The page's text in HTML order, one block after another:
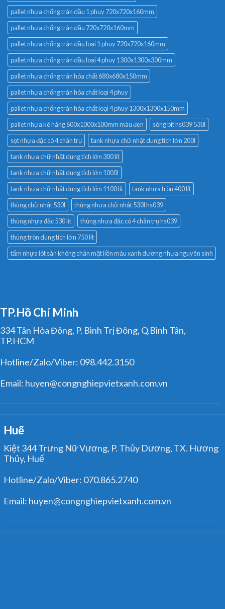
pallet nhựa chống tràn dầu 1 phuy 720x720x160mm
pallet nhựa chống tràn dầu 720x720x160mm
pallet nhựa chống tràn dầu loại 1 phuy 720x720x160mm
pallet nhựa chống tràn dầu loại 4 phuy 1300x1300x300mm
pallet nhựa chống tràn hóa chất 680x680x150mm
pallet nhựa chống tràn hóa chất loại 4 phuy
pallet nhựa chống tràn hóa chất loại 4 phuy 1300x1300x150mm
pallet nhựa kê hàng 600x1000x100mm màu đen
sóng bít hs039 530l
sọt nhựa đặc có 4 chân trụ
tank nhựa chữ nhật dung tích lớn 200l
tank nhựa chữ nhật dung tích lớn 300 lít
tank nhựa chữ nhật dung tích lớn 1000l
tank nhựa chữ nhật dung tích lớn 1100 lít
tank nhựa tròn 400 lít
thùng chữ nhật 530l
thùng nhựa chữ nhật 530l hs039
thùng nhựa đặc 530 lít
thùng nhựa đặc có 4 chân trụ hs039
thùng tròn dung tích lớn 750 lít
tấm nhựa lót sàn không chân mặt liền màu xanh dương nhựa nguyên sinh
TP.Hồ Chí Minh
334 Tân Hòa Đông, P. Bình Trị Đông, Q.Bình Tân,
TP.HCM
Hotline/Zalo/Viber: 098.442.3150
Email: huyen@congnghiepvietxanh.com.vn
Huế
Kiệt 344 Trưng Nữ Vương, P. Thủy Dương, TX. Hương
Thủy, Huế
Hotline/Zalo/Viber: 070.865.2740
Email: huyen@congnghiepvietxanh.com.vn